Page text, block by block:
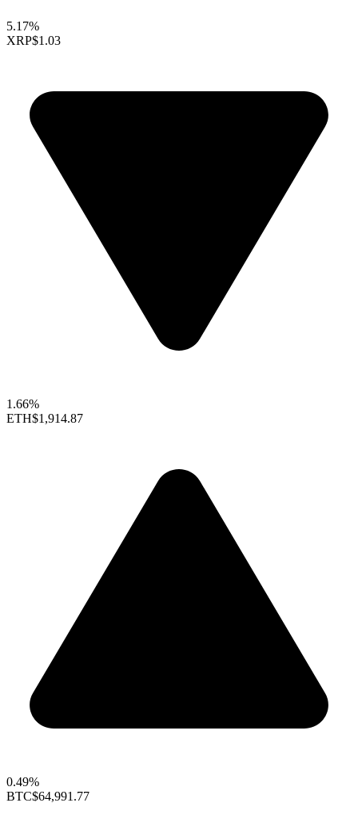
5.17%
XRP$1.03
1.66%
ETH$1,914.87
0.49%
BTC$64,991.77